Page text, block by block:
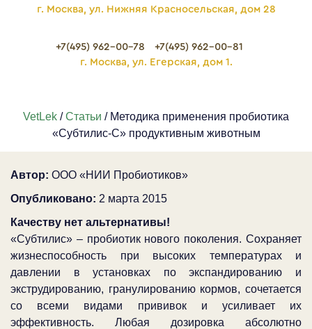
г. Москва, ул. Нижняя Красносельская, дом 28
+7(495) 962-00-78
+7(495) 962-00-81
г. Москва, ул. Егерская, дом 1.
VetLek /Статьи / Методика применения пробиотика
«Субтилис-С» продуктивным животным
Автор: ООО «НИИ Пробиотиков»
Опубликовано: 2 марта 2015
Качеству нет альтернативы!
«Субтилис» – пробиотик нового поколения. Сохраняет
жизнеспособность при высоких температурах и
давлении в установках по экспандированию и
экструдированию, гранулированию кормов, сочетается
со всеми видами прививок и усиливает их
эффективность. Любая дозировка абсолютно